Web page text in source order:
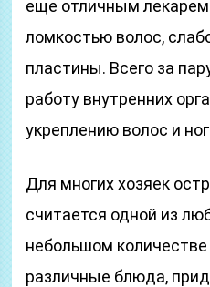
еще отличным лекарем
ломкостью волос,
пластины. Всего за
работу внутренних
укреплению волос и
Для многих хозяек
считается одной из
небольшом
различные блюда,